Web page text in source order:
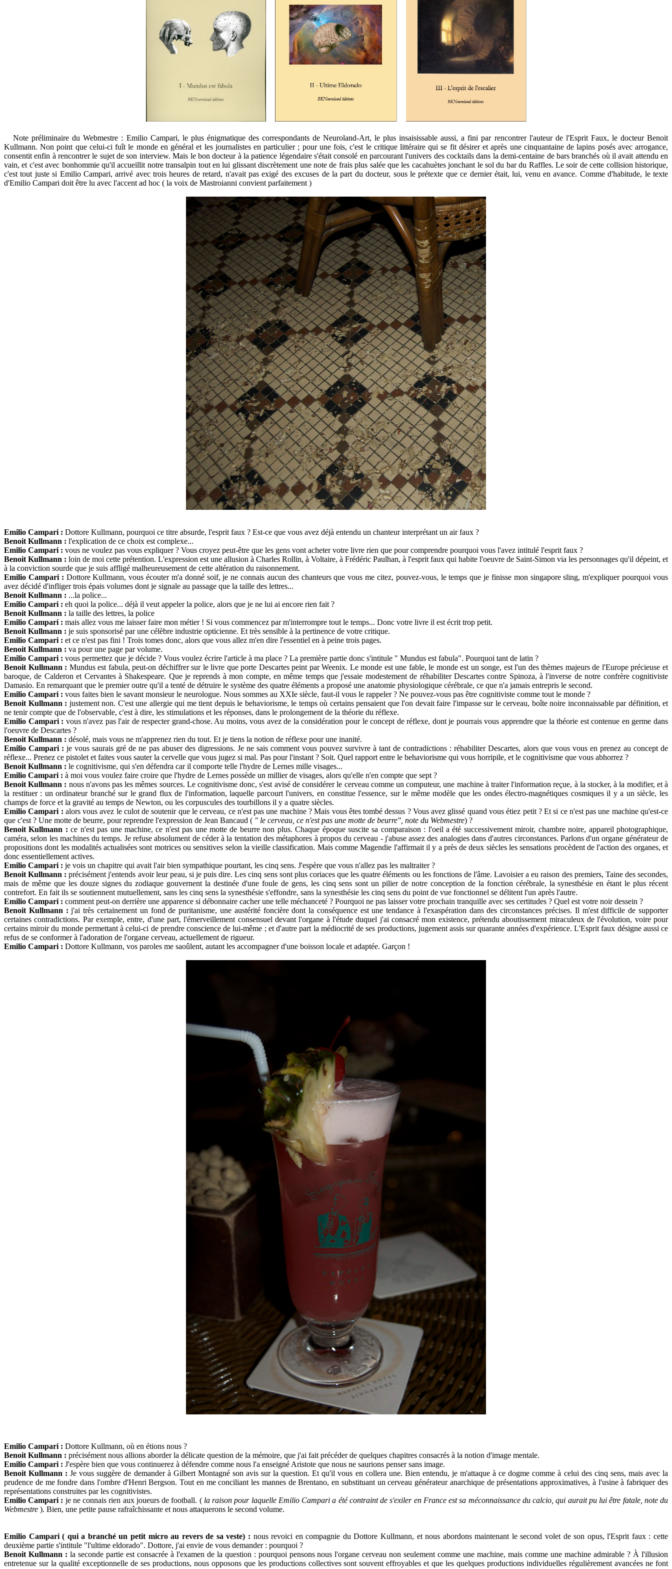
Note préliminaire du Webmestre : Emilio Campari, le plus énigmatique des correspondants de Neuroland-Art, le plus insaisissable aussi, a fini par rencontrer l'auteur de l'Esprit Faux, le docteur Benoit
Kullmann. Non point que celui-ci fuît le monde en général et les journalistes en particulier ; pour une fois, c'est le critique littéraire qui se fit désirer et après une cinquantaine de lapins posés avec arrogance,
consentit enfin à rencontrer le sujet de son interview. Mais le bon docteur à la patience légendaire s'était consolé en parcourant l'univers des cocktails dans la demi-centaine de bars branchés où il avait attendu en
vain, et c'est avec bonhommie qu'il accueillit notre transalpin tout en lui glissant discrètement une note de frais plus salée que les cacahuètes jonchant le sol du bar du Raffles. Le soir de cette collision historique,
c'est tout juste si Emilio Campari, arrivé avec trois heures de retard, n'avait pas exigé des excuses de la part du docteur, sous le prétexte que ce dernier était, lui, venu en avance. Comme d'habitude, le texte
d'Emilio Campari doit être lu avec l'accent ad hoc ( la voix de Mastroianni convient parfaitement )
Emilio Campari : Dottore Kullmann, pourquoi ce titre absurde, l'esprit faux ? Est-ce que vous avez déjà entendu un chanteur interprétant un air faux ?
Benoit Kullmann : l'explication de ce choix est complexe...
Emilio Campari : vous ne voulez pas vous expliquer ? Vous croyez peut-être que les gens vont acheter votre livre rien que pour comprendre pourquoi vous l'avez intitulé l'esprit faux ?
Benoit Kullmann : loin de moi cette prétention. L'expression est une allusion à Charles Rollin, à Voltaire, à Frédéric Paulhan, à l'esprit faux qui habite l'oeuvre de Saint-Simon via les personnages qu'il dépeint, et
à la conviction sourde que je suis affligé malheureusement de cette altération du raisonnement.
Emilio Campari : Dottore Kullmann, vous écouter m'a donné soif, je ne connais aucun des chanteurs que vous me citez, pouvez-vous, le temps que je finisse mon singapore sling, m'expliquer pourquoi vous
avez décidé d'infliger trois épais volumes dont je signale au passage que la taille des lettres...
Benoit Kullmann : ...la police...
Emilio Campari : eh quoi la police... déjà il veut appeler la police, alors que je ne lui ai encore rien fait ?
Benoit Kullmann : la taille des lettres, la police
Emilio Campari : mais allez vous me laisser faire mon métier ! Si vous commencez par m'interrompre tout le temps... Donc votre livre il est écrit trop petit.
Benoit Kullmann : je suis sponsorisé par une célèbre industrie opticienne. Et très sensible à la pertinence de votre critique.
Emilio Campari : et ce n'est pas fini ! Trois tomes donc, alors que vous allez m'en dire l'essentiel en à peine trois pages.
Benoit Kullmann : va pour une page par volume.
Emilio Campari : vous permettez que je décide ? Vous voulez écrire l'article à ma place ? La première partie donc s'intitule " Mundus est fabula". Pourquoi tant de latin ?
Benoit Kullmann : Mundus est fabula, peut-on déchiffrer sur le livre que porte Descartes peint par Weenix. Le monde est une fable, le monde est un songe, est l'un des thèmes majeurs de l'Europe précieuse et
baroque, de Calderon et Cervantes à Shakespeare. Que je reprends à mon compte, en même temps que j'essaie modestement de réhabiliter Descartes contre Spinoza, à l'inverse de notre confrère cognitiviste
Damasio. En remarquant que le premier outre qu'il a tenté de détruire le système des quatre éléments a proposé une anatomie physiologique cérébrale, ce que n'a jamais entrepris le second.
Emilio Campari : vous faites bien le savant monsieur le neurologue. Nous sommes au XXIe siècle, faut-il vous le rappeler ? Ne pouvez-vous pas être cognitiviste comme tout le monde ?
Benoit Kullmann : justement non. C'est une allergie qui me tient depuis le behaviorisme, le temps où certains pensaient que l'on devait faire l'impasse sur le cerveau, boîte noire inconnaissable par définition, et
ne tenir compte que de l'observable, c'est à dire, les stimulations et les réponses, dans le prolongement de la théorie du réflexe.
Emilio Campari : vous n'avez pas l'air de respecter grand-chose. Au moins, vous avez de la considération pour le concept de réflexe, dont je pourrais vous apprendre que la théorie est contenue en germe dans
l'oeuvre de Descartes ?
Benoit Kullmann : désolé, mais vous ne m'apprenez rien du tout. Et je tiens la notion de réflexe pour une inanité.
Emilio Campari :je vous saurais gré de ne pas abuser des digressions. Je ne sais comment vous pouvez survivre à tant de contradictions : réhabiliter Descartes, alors que vous vous en prenez au concept de
réflexe... Prenez ce pistolet et faites vous sauter la cervelle que vous jugez si mal. Pas pour l'instant ? Soit. Quel rapport entre le behaviorisme qui vous horripile, et le cognitivisme que vous abhorrez ?
Benoit Kullmann : le cognitivisme, qui s'en défendra car il comporte telle l'hydre de Lernes mille visages...
Emilio Campari : à moi vous voulez faire croire que l'hydre de Lernes possède un millier de visages, alors qu'elle n'en compte que sept ?
Benoit Kullmann : nous n'avons pas les mêmes sources. Le cognitivisme donc, s'est avisé de considérer le cerveau comme un computeur, une machine à traiter l'information reçue, à la stocker, à la modifier, et à
la restituer : un ordinateur branché sur le grand flux de l'information, laquelle parcourt l'univers, en constitue l'essence, sur le même modèle que les ondes électro-magnétiques cosmiques il y a un siècle, les
champs de force et la gravité au temps de Newton, ou les corpuscules des tourbillons il y a quatre siècles.
Emilio Campari : alors vous avez le culot de soutenir que le cerveau, ce n'est pas une machine ? Mais vous êtes tombé dessus ? Vous avez glissé quand vous étiez petit ? Et si ce n'est pas une machine qu'est-ce
que c'est ? Une motte de beurre, pour reprendre l'expression de Jean Bancaud ( " le cerveau, ce n'est pas une motte de beurre", note du Webmestre) ?
Benoit Kullmann :ce n'est pas une machine, ce n'est pas une motte de beurre non plus. Chaque époque suscite sa comparaison : l'oeil a été successivement miroir, chambre noire, appareil photographique,
caméra, selon les machines du temps. Je refuse absolument de céder à la tentation des métaphores à propos du cerveau - j'abuse assez des analogies dans d'autres circonstances. Parlons d'un organe générateur de
propositions dont les modalités actualisées sont motrices ou sensitives selon la vieille classification. Mais comme Magendie l'affirmait il y a près de deux siècles les sensations procèdent de l'action des organes, et
donc essentiellement actives.
Emilio Campari : je vois un chapitre qui avait l'air bien sympathique pourtant, les cinq sens. J'espère que vous n'allez pas les maltraiter ?
Benoit Kullmann :précisément j'entends avoir leur peau, si je puis dire. Les cinq sens sont plus coriaces que les quatre éléments ou les fonctions de l'âme. Lavoisier a eu raison des premiers, Taine des secondes,
mais de même que les douze signes du zodiaque gouvernent la destinée d'une foule de gens, les cinq sens sont un pilier de notre conception de la fonction cérébrale, la synesthésie en étant le plus récent
contrefort. En fait ils se soutiennent mutuellement, sans les cinq sens la synesthésie s'effondre, sans la synesthésie les cinq sens du point de vue fonctionnel se délitent l'un après l'autre.
Emilio Campari : comment peut-on derrière une apparence si débonnaire cacher une telle méchanceté ? Pourquoi ne pas laisser votre prochain tranquille avec ses certitudes ? Quel est votre noir dessein ?
Benoit Kullmann :j'ai très certainement un fond de puritanisme, une austérité foncière dont la conséquence est une tendance à l'exaspération dans des circonstances précises. Il m'est difficile de supporter
certaines contradictions. Par exemple, entre, d'une part, l'émerveillement consensuel devant l'organe à l'étude duquel j'ai consacré mon existence, prétendu aboutissement miraculeux de l'évolution, voire pour
certains miroir du monde permettant à celui-ci de prendre conscience de lui-même ; et d'autre part la médiocrité de ses productions, jugement assis sur quarante années d'expérience. L'Esprit faux désigne aussi ce
refus de se conformer à l'adoration de l'organe cerveau, actuellement de rigueur.
Emilio Campari : Dottore Kullmann, vos paroles me saoûlent, autant les accompagner d'une boisson locale et adaptée. Garçon !
Emilio Campari : Dottore Kullmann, où en étions nous ?
Benoit Kullmann : précisément nous allions aborder la délicate question de la mémoire, que j'ai fait précéder de quelques chapitres consacrés à la notion d'image mentale.
Emilio Campari : J'espère bien que vous continuerez à défendre comme nous l'a enseigné Aristote que nous ne saurions penser sans image.
Benoit Kullmann :Je vous suggère de demander à Gilbert Montagné son avis sur la question. Et qu'il vous en collera une. Bien entendu, je m'attaque à ce dogme comme à celui des cinq sens, mais avec la
prudence de me fondre dans l'ombre d'Henri Bergson. Tout en me conciliant les mannes de Brentano, en substituant un cerveau générateur anarchique de présentations approximatives, à l'usine à fabriquer des
représentations construites par les cognitivistes.
Emilio Campari : je ne connais rien aux joueurs de football. ( la raison pour laquelle Emilio Campari a été contraint de s'exiler en France est sa méconnaissance du calcio, qui aurait pu lui être fatale, note du
Webmestre ). Bien, une petite pause rafraîchissante et nous attaquerons le second volume.
Emilio Campari ( qui a branché un petit micro au revers de sa veste) : nous revoici en compagnie duDottore Kullmann, et nous abordons maintenant le second volet de son opus, l'Esprit faux : cette
deuxième partie s'intitule "l'ultime eldorado". Dottore, j'ai envie de vous demander : pourquoi ?
Benoit Kullmann : la seconde partie est consacrée à l'examen de la question : pourquoi pensons nous l'organe cerveau non seulement comme une machine, mais comme une machine admirable ? À l'illusion
entretenue sur la qualité exceptionnelle de ses productions, nous opposons que les productions collectivessont souvent effroyables et que les quelques productions individuelles régulièrement avancées ne font